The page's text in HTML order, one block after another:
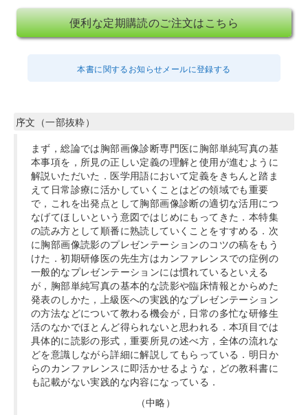
便利な定期購読のご注文はこちら
本書に関するお知らせメールに登録する
序文（一部抜粋）
まず，総論では胸部画像診断専門医に胸部単純写真の基
本事項を，所見の正しい定義の理解と使用が進むように
解説いただいた．医学用語において定義をきちんと踏ま
えて日常診療に活かしていくことはどの領域でも重要
で，これを出発点として胸部画像診断の適切な活用につ
なげてほしいという意図ではじめにもってきた．本特集
の読み方として順番に熟読していくことをすすめる．次
に胸部画像読影のプレゼンテーションのコツの稿をもう
けた．初期研修医の先生方はカンファレンスでの症例の
一般的なプレゼンテーションには慣れているといえる
が，胸部単純写真の基本的な読影や臨床情報とからめた
発表のしかた，上級医への実践的なプレゼンテーション
の方法などについて教わる機会が，日常の多忙な研修生
活のなかでほとんど得られないと思われる．本項目では
具体的に読影の形式，重要所見の述べ方，全体の流れな
どを意識しながら詳細に解説してもらっている．明日か
らのカンファレンスに即活かせるような，どの教科書に
も記載がない実践的な内容になっている．
（中略）